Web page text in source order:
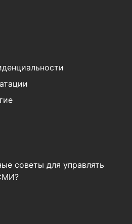
советы для управлять